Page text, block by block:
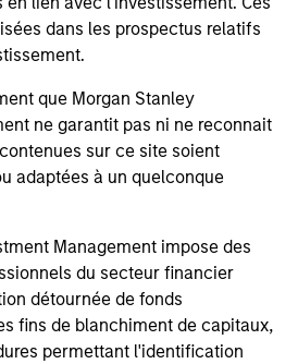
dans les prospectus relatifs
que Morgan Stanley
ne garantit pas ni ne reconnait
sur ce site soient
adaptées à un quelconque
Management impose des
du secteur financier
détournée de fonds
fins de blanchiment de capitaux,
permettant l'identification
2025
Equity stewardship